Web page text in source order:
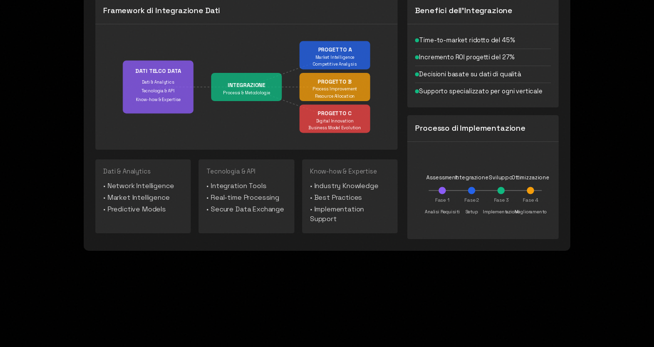
Framework di Integrazione Dati
DATI TELCO DATA
Dati & Analytics
Tecnologia & API
Know-how & Expertise
INTEGRAZIONE
Processi & Metodologie
PROGETTO A
Market Intelligence
Competitive Analysis
PROGETTO B
Process Improvement
Resource Allocation
PROGETTO C
Digital Innovation
Business Model Evolution
Dati & Analytics
• Network Intelligence
• Market Intelligence
• Predictive Models
Tecnologia & API
•Integration Tools
•Real-time Processing
• Secure Data Exchange
Know-how & Expertise
• Industry Knowledge
• Best Practices
• Implementation
Support
Benefici dell'Integrazione
Time-to-market ridotto del 45%
Incremento ROI progetti del 27%
Decisioni basate su dati di qualità
Supporto specializzato per ogni verticale
Processo di Implementazione
Assessment
Fase 1
Analisi Requisiti
Integrazione
Fase 2
Setup
Sviluppo
Fase 3
Implementazione
Ottimizzazione
Fase 4
Miglioramento